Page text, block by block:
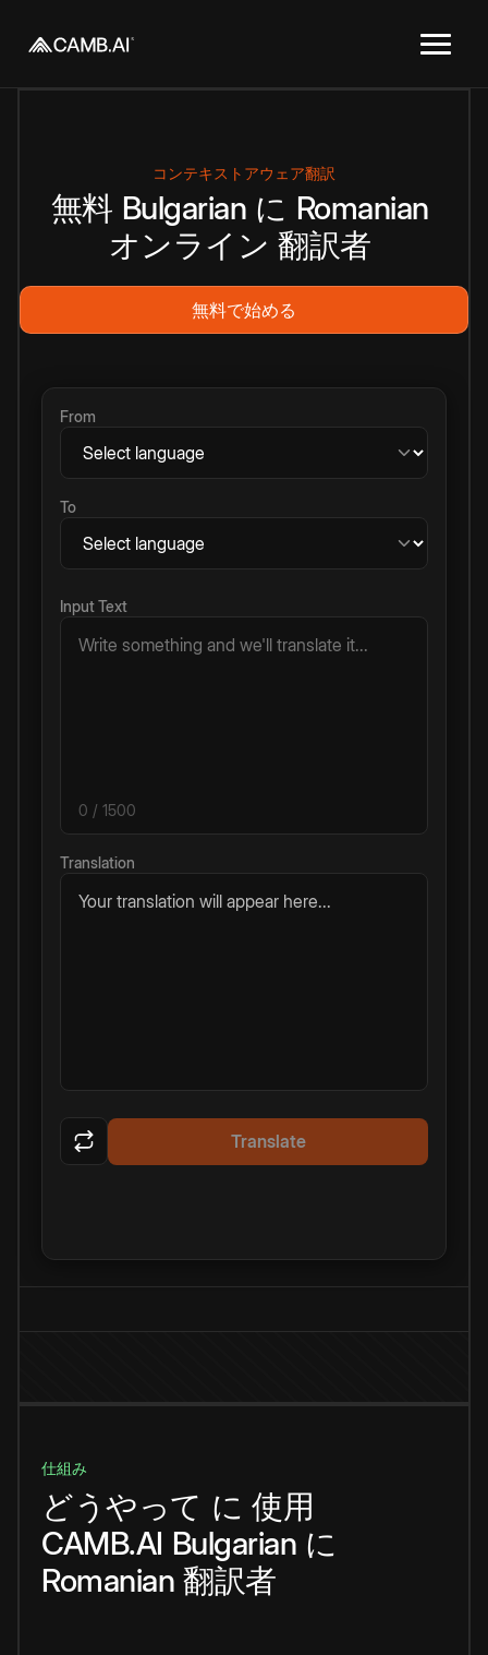
コンテキストアウェア翻訳
無料 Bulgarian に Romanian
オンライン 翻訳者
無料で始める
From
To
Input Text
0 / 1500
Translation
Your translation will appear here...
Translate
仕組み
どうやって に 使用
CAMB.AI Bulgarian に
Romanian 翻訳者